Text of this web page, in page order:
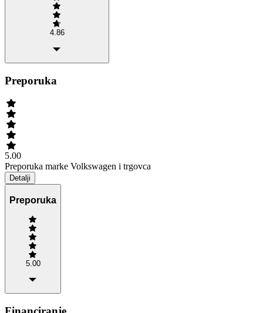
4.86
Preporuka
5.00
Preporuka marke Volkswagen i trgovca
Detalji
Preporuka
5.00